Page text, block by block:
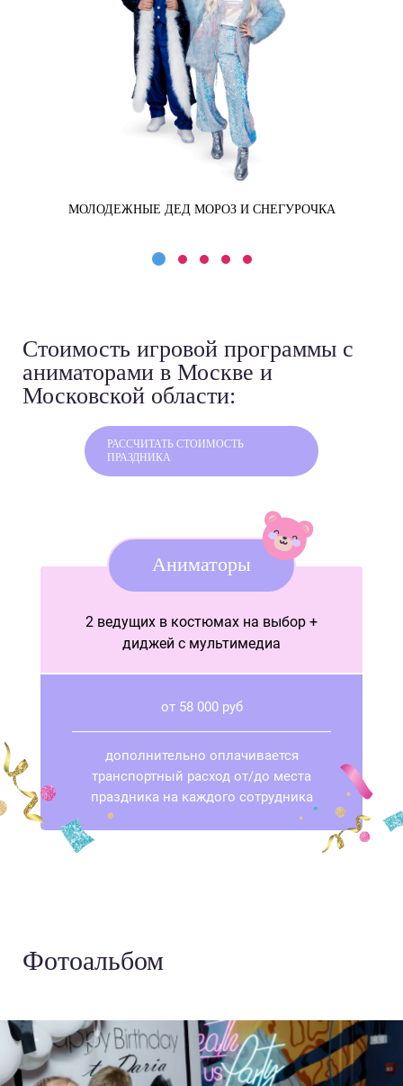
МОЛОДЕЖНЫЕ ДЕД МОРОЗ И СНЕГУРОЧКА
Стоимость игровой программы с
аниматорами в Москве и
Московской области:
РАССЧИТАТЬ СТОИМОСТЬ
ПРАЗДНИКА
Аниматоры
2 ведущих в костюмах на выбор +
диджей с мультимедиа
от 58 000 руб
дополнительно оплачивается
транспортный расход от/до места
праздника на каждого сотрудника
Фотоальбом
›